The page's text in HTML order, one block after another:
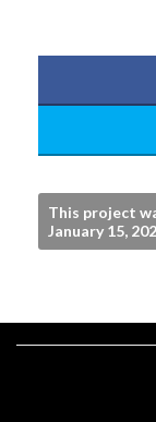
This project
January 15,